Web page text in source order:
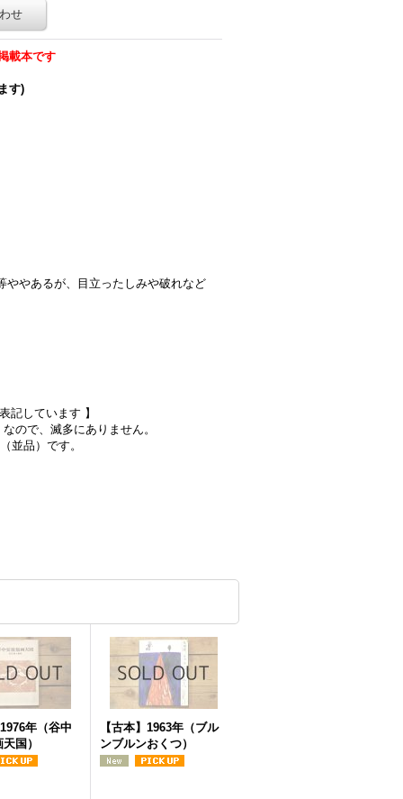
せ
載本です
す)
ややあるが、目立ったしみや破れなど
記しています 】
ので、滅多にありません。
並品）です。
年（谷中
国）
【古本】1963年（ブル
ンブルンおくつ）